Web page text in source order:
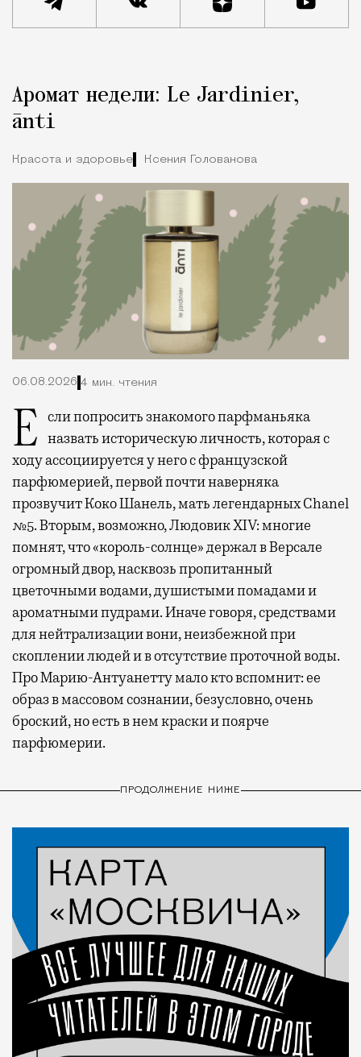
Город
Аромат недели: Le Jardinier,
ānti
Красота и здоровье Ксения Голованова
06.08.2026 4 мин. чтения
Если попросить знакомого парфманьяка назвать историческую личность, которая с
ходу ассоциируется у него с французской
парфюмерией, первой почти наверняка
прозвучит Коко Шанель, мать легендарных Chanel
№5. Вторым, возможно, Людовик XIV: многие
помнят, что «король-солнце» держал в Версале
огромный двор, насквозь пропитанный
цветочными водами, душистыми помадами и
ароматными пудрами. Иначе говоря, средствами
для нейтрализации вони, неизбежной при
скоплении людей и в отсутствие проточной воды.
Про Марию-Антуанетту мало кто вспомнит: ее
образ в массовом сознании, безусловно, очень
броский, но есть в нем краски и поярче
парфюмерии.
ПРОДОЛЖЕНИЕ НИЖЕ